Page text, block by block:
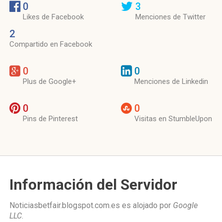
0
Likes de Facebook
2
Compartido en Facebook
3
Menciones de Twitter
0
Plus de Google+
0
Menciones de Linkedin
0
Pins de Pinterest
0
Visitas en StumbleUpon
Información del Servidor
Noticiasbetfair.blogspot.com.es es alojado por Google
LLC.